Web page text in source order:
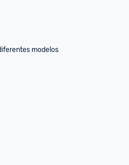
modelos